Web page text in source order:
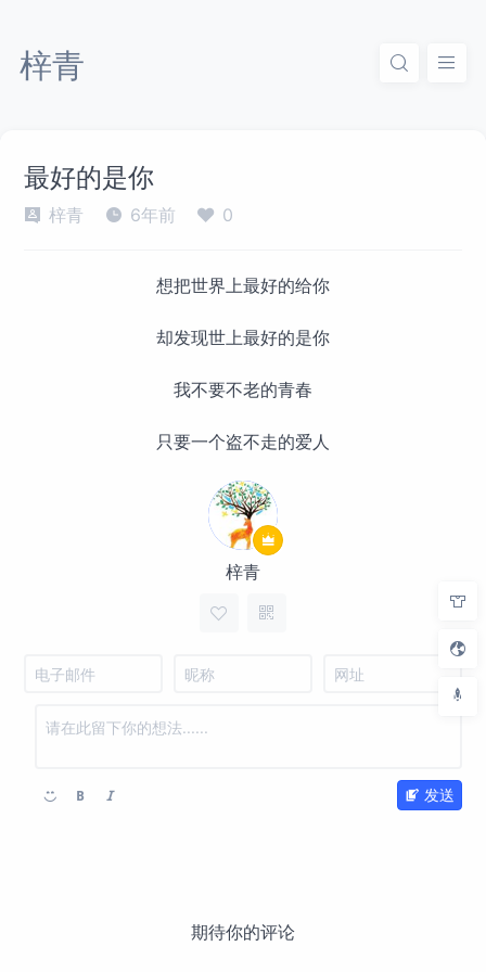
梓青
最好的是你
梓青 6年前 0
想把世界上最好的给你
却发现世上最好的是你
我不要不老的青春
只要一个盗不走的爱人
梓青
发送
期待你的评论